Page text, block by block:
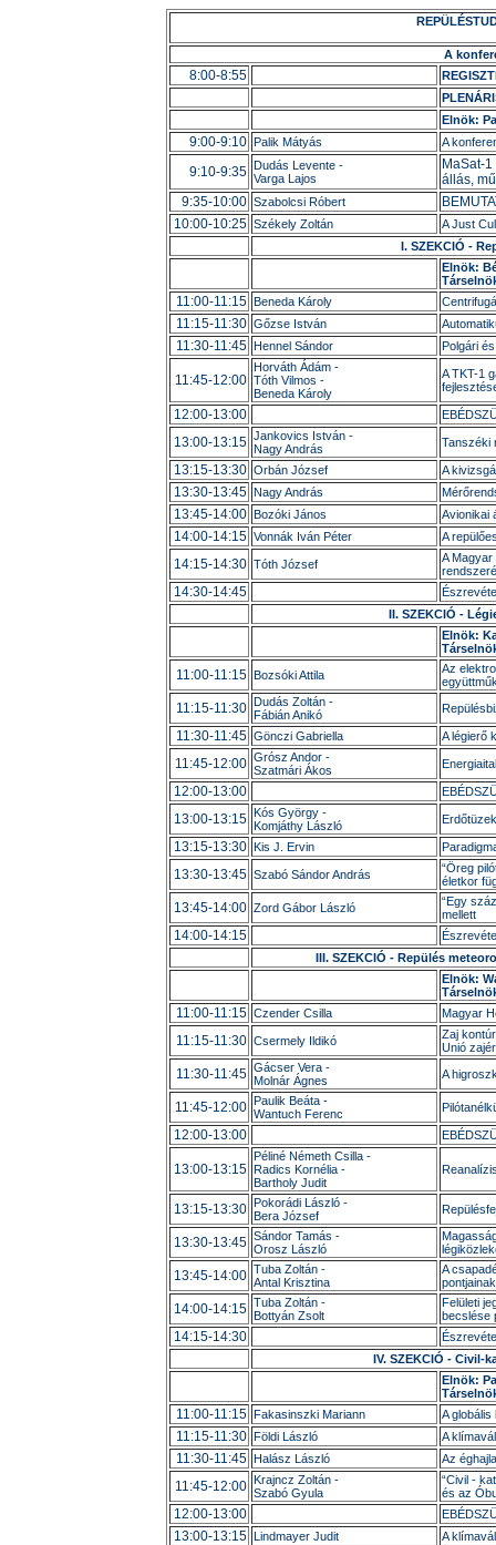
A
8:00-8:55
Elnök:
9:00-9:10 Palik Mátyás A
9:10-9:35 Dudás Levente -
Varga Lajos
MaSat-
állás,
9:35-10:00 Szabolcsi Róbert
10:00-10:25 Székely Zoltán
A Just
I. SZEKCIÓ -
Elnök:
11:00-11:15 Beneda Károly
11:15-11:30 Gőzse István
11:30-11:45 Hennel Sándor Polgári
11:45-12:00
Horváth Ádám -
Tóth Vilmos -
Beneda Károly
A TKT-1
12:00-13:00
13:00-13:15 Jankovics István -
Nagy András
Tanszéki
13:15-13:30 Orbán József A
13:30-13:45 Nagy András
13:45-14:00 Bozóki János Avionikai
14:00-14:15 Vonnák Iván Péter A
14:15-14:30 Tóth József
A
14:30-14:45
II. SZEKCIÓ -
Elnök:
11:00-11:15 Bozsóki Attila
Az
11:15-11:30 Dudás Zoltán -
Fábián Anikó
11:30-11:45 Gönczi Gabriella A légierő
11:45-12:00 Grósz Andor -
Szatmári Ákos
12:00-13:00
13:00-13:15 Kós György -
Komjáthy László
13:15-13:30 Kis J. Ervin
13:30-13:45 Szabó Sándor András
“Öreg
életkor
13:45-14:00 Zord Gábor László
“Egy
mellett
14:00-14:15
III. SZEKCIÓ - Repülés
Elnök:
11:00-11:15 Czender Csilla Magyar
11:15-11:30 Csermely Ildikó
Zaj
Unió
11:30-11:45 Gácser Vera -
Molnár Ágnes
A
11:45-12:00 Paulik Beáta -
Wantuch Ferenc
12:00-13:00
13:00-13:15
Péliné Németh Csilla -
Radics Kornélia -
Bartholy Judit
13:15-13:30 Pokorádi László -
Bera József
13:30-13:45 Sándor Tamás -
Orosz László
13:45-14:00 Tuba Zoltán -
Antal Krisztina
A
14:00-14:15 Tuba Zoltán -
Bottyán Zsolt
Felületi
becslése
14:15-14:30
IV. SZEKCIÓ - Civil-
Elnök:
11:00-11:15 Fakasinszki Mariann A
11:15-11:30 Földi László A
11:30-11:45 Halász László Az
11:45-12:00 Krajncz Zoltán -
Szabó Gyula
“Civil -
és az
12:00-13:00
13:00-13:15 Lindmayer Judit A